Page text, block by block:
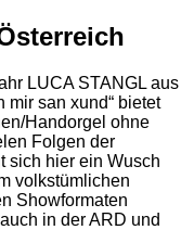
LUCA STANGL aus
mir san xund“ bietet
Handorgel ohne
Folgen der
sich hier ein Wusch
volkstümlichen
Showformaten
in der ARD und